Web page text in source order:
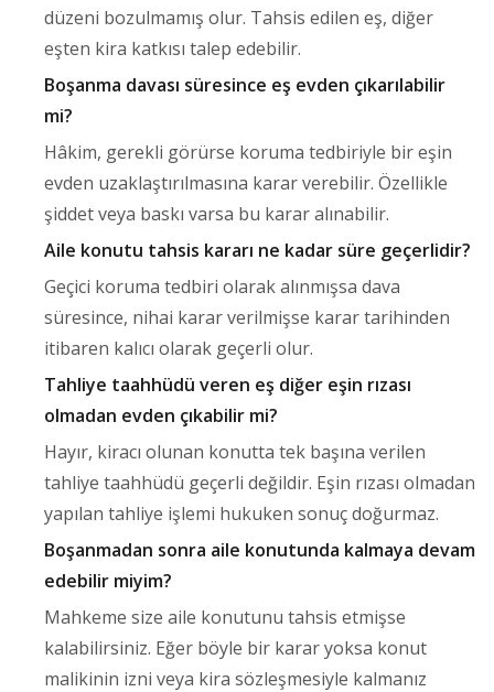
düzeni bozulmamış olur. Tahsis edilen eş, diğer
eşten kira katkısı talep edebilir.
Boşanma davası süresince eş evden çıkarılabilir
mi?
Hâkim, gerekli görürse koruma tedbiriyle bir eşin
evden uzaklaştırılmasına karar verebilir. Özellikle
şiddet veya baskı varsa bu karar alınabilir.
Aile konutu tahsis kararı ne kadar süre geçerlidir?
Geçici koruma tedbiri olarak alınmışsa dava
süresince, nihai karar verilmişse karar tarihinden
itibaren kalıcı olarak geçerli olur.
Tahliye taahhüdü veren eş diğer eşin rızası
olmadan evden çıkabilir mi?
Hayır, kiracı olunan konutta tek başına verilen
tahliye taahhüdü geçerli değildir. Eşin rızası olmadan
yapılan tahliye işlemi hukuken sonuç doğurmaz.
Boşanmadan sonra aile konutunda kalmaya devam
edebilir miyim?
Mahkeme size aile konutunu tahsis etmişse
kalabilirsiniz. Eğer böyle bir karar yoksa konut
malikinin izni veya kira sözleşmesiyle kalmanız